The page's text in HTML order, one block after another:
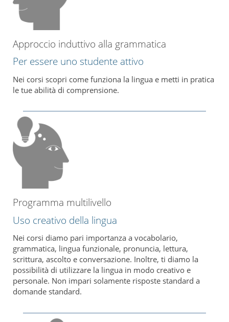
Approccio induttivo alla grammatica
Per essere uno studente attivo
Nei corsi scopri come funziona la lingua e metti in pratica
le tue abilità di comprensione.
Programma multilivello
Uso creativo della lingua
Nei corsi diamo pari importanza a vocabolario,
grammatica, lingua funzionale, pronuncia, lettura,
scrittura, ascolto e conversazione. Inoltre, ti diamo la
possibilità di utilizzare la lingua in modo creativo e
personale. Non impari solamente risposte standard a
domande standard.